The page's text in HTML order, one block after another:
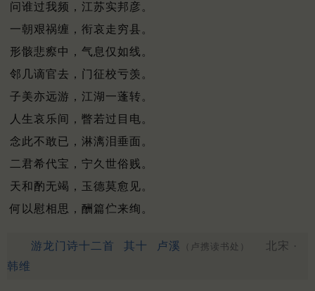
问谁过我频，江苏实邦彦。
一朝艰祸缠，衔哀走穷县。
形骸悲瘵中，气息仅如线。
邻几谪官去，门征校亏羡。
子美亦远游，江湖一蓬转。
人生哀乐间，瞥若过目电。
念此不敢已，淋漓泪垂面。
二君希代宝，宁久世俗贱。
天和酌无竭，玉德莫愈见。
何以慰相思，酬篇伫来绚。
游龙门诗十二首 其十 卢溪 （卢携读书处）
北宋 ·
韩维